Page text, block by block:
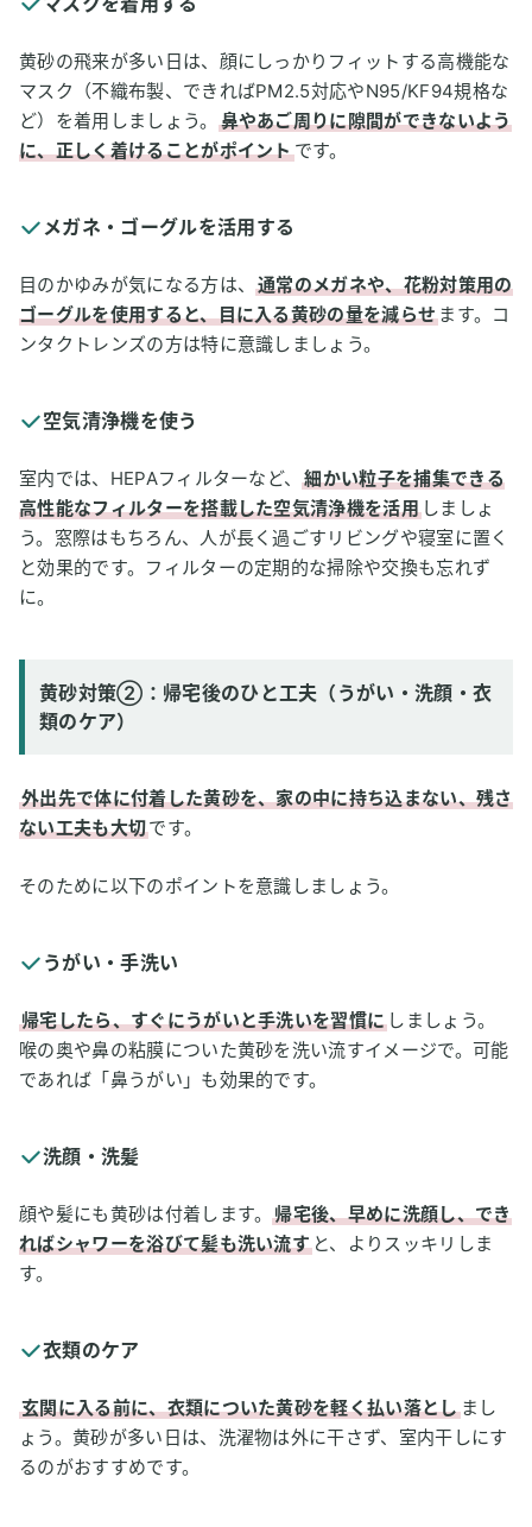
黄砂の飛来が多い日は、顔にしっかりフィットする高機能な
マスク（不織布製、できればPM2.5対応やN95/KF94規格な
ど）を着用しましょう。
鼻やあご周りに隙間ができないよう
に、正しく着けることがポイントです。
メガネ・ゴーグルを活用する
目のかゆみが気になる方は、通常のメガネや、花粉対策用の
ゴーグルを使用すると、目に入る黄砂の量を減らせます。コ
ンタクトレンズの方は特に意識しましょう。
空気清浄機を使う
室内では、HEPAフィルターなど、細かい粒子を捕集できる
高性能なフィルターを搭載した空気清浄機を活用 しましょ
う。窓際はもちろん、人が長く過ごすリビングや寝室に置く
と効果的です。フィルターの定期的な掃除や交換も忘れず
に。
黄砂対策②：帰宅後のひと工夫（うがい・洗顔・衣
類のケア）
外出先で体に付着した黄砂を、家の中に持ち込まない、残さ
ない工夫も大切です。
そのために以下のポイントを意識しましょう。
うがい・手洗い
帰宅したら、すぐにうがいと手洗いを習慣に しましょう。
喉の奥や鼻の粘膜についた黄砂を洗い流すイメージで。可能
であれば「鼻うがい」も効果的です。
洗顔・洗髪
顔や髪にも黄砂は付着します。帰宅後、早めに洗顔し、でき
ればシャワーを浴びて髪も洗い流す と、よりスッキリしま
す。
衣類のケア
玄関に入る前に、衣類についた黄砂を軽く払い落としまし
ょう。黄砂が多い日は、洗濯物は外に干さず、室内干しにす
るのがおすすめです。